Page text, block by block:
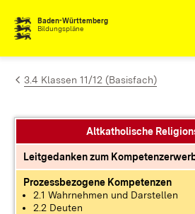
Zum Inhalt springen
Baden-Württemberg
Bildungspläne
3.4 Klassen 11/12 (Basisfach)
Altkatholische
Leitgedanken zum
Prozessbezogene Kompetenzen
2.1 Wahrnehmen und Darstellen
2.2 Deuten